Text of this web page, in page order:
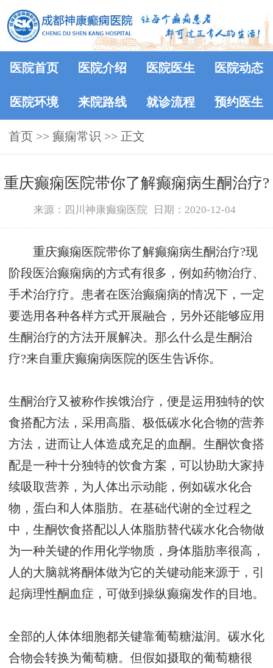
医院首页 医院介绍 医院医生 医院动态
医院环境 来院路线 就诊流程 预约医生
首页 >> 癫痫常识 >> 正文
重庆癫痫医院带你了解癫痫病生酮治疗?
来源：四川神康癫痫医院 日期：2020-12-04
重庆癫痫医院带你了解癫痫病生酮治疗?现
阶段医治癫痫病的方式有很多，例如药物治疗、
手术治疗疗。患者在医治癫痫病的情况下，一定
要选用各种各样方式开展融合，另外还能够应用
生酮治疗的方法开展解决。那么什么是生酮治
疗?来自重庆癫痫病医院的医生告诉你。
生酮治疗又被称作挨饿治疗，便是运用独特的饮
食搭配方法，采用高脂、极低碳水化合物的营养
方法，进而让人体造成充足的血酮。生酮饮食搭
配是一种十分独特的饮食方案，可以协助大家持
续吸取营养，为人体出示动能，例如碳水化合
物，蛋白和人体脂肪。在基础代谢的全过程之
中，生酮饮食搭配以人体脂肪替代碳水化合物做
为一种关键的作用化学物质，身体脂肪率很高，
人的大脑就将酮体做为它的关键动能来源于，引
起病理性酮血症，可做到操纵癫痫发作的目地。
全部的人体体细胞都关键靠葡萄糖滋润。碳水化
合物会转换为葡萄糖。但假如摄取的葡萄糖很